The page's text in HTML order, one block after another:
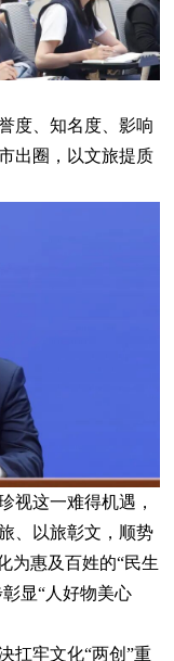
度、知名度、影响
出圈，以文旅提质
视这一难得机遇，
、以旅彰文，顺势
为惠及百姓的“民生
显“人好物美心
扛牢文化“两创”重